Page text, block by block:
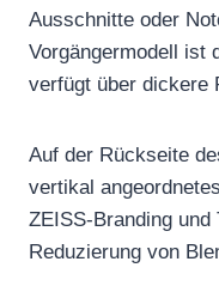
Ausschnitte oder
Vorgängermodell ist
verfügt über dickere
Auf der Rückseite
vertikal
ZEISS-Branding
Reduzierung von